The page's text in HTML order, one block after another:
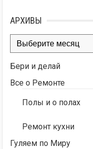
АРХИВЫ
Архивы
Бери и делай
Все о Ремонте
Полы и о полах
Ремонт кухни
Гуляем по Миру